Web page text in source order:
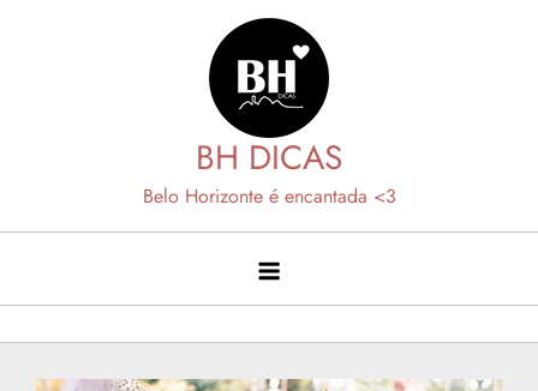
BH DICAS
Belo Horizonte é encantada <3